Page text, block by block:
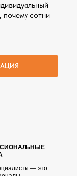
почему сотни
— это